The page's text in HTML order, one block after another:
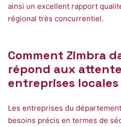
ainsi un excellent rapport
régional très concurrentiel.
Comment Zimbra
répond aux
entreprises locales
Les entreprises du
besoins précis en termes de